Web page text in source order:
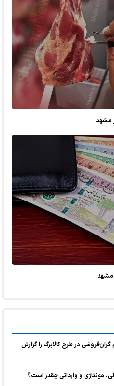
مشهد
مشهد
در طرح کالابرگ را گزارش
مونتاژی و وارداتی چقدر است؟